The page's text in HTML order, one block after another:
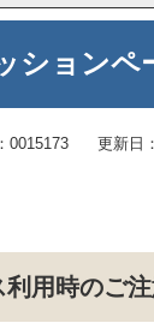
ションペ
0015173 更新日
利用時のご